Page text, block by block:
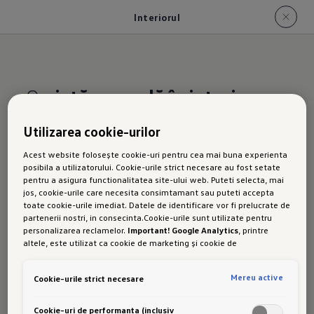
Interiorul
Oviață comodă în interior
Interiorulnoului
Golf
Mai mult Golf, mai mult stil: Noile huse de
consola centrală cu aspect ultraluciosconferă
Utilizarea cookie-urilor
Acest website folosește cookie-uri pentru cea mai buna experienta
posibila a utilizatorului. Cookie-urile strict necesare au fost setate
pentru a asigura functionalitatea site-ului web. Puteti selecta, mai
jos, cookie-urile care necesita consimtamant sau puteti accepta
toate cookie-urile imediat. Datele de identificare vor fi prelucrate de
partenerii nostri, in consecinta.Cookie-urile sunt utilizate pentru
personalizarea reclamelor. Important! Google Analytics, printre
altele, este utilizat ca cookie de marketing și cookie de
protectie a datelor decat Uniunea Europeana. Prin urmare, nu poate
date datorita legislatiei actuale. Ca urmare, interferenta cu
Cookie-urile strict necesare Mereu active
Cookie-uri de performanta (inclusiv